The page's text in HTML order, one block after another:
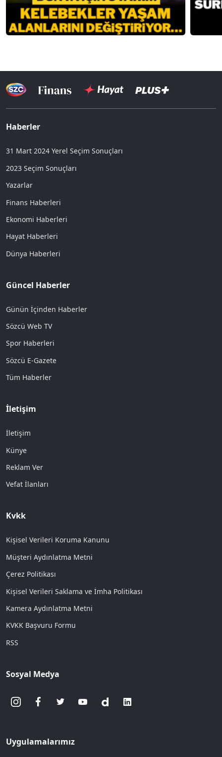
Haberler
31 Mart 2024 Yerel Seçim Sonuçları
2023 Seçim Sonuçları
Yazarlar
Finans Haberleri
Ekonomi Haberleri
Hayat Haberleri
Dünya Haberleri
Güncel Haberler
Günün İçinden Haberler
Sözcü Web TV
Spor Haberleri
Sözcü E-Gazete
Tüm Haberler
İletişim
İletişim
Künye
Reklam Ver
Vefat İlanları
Kvkk
Kişisel Verileri Koruma Kanunu
Müşteri Aydınlatma Metni
Çerez Politikası
Kişisel Verileri Saklama ve İmha Politikası
Kamera Aydınlatma Metni
KVKK Başvuru Formu
RSS
Sosyal Medya
Uygulamalarımız